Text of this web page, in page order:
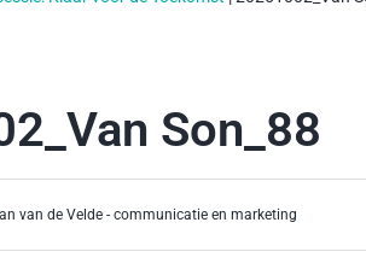
Son_88
van de Velde - communicatie en marketing